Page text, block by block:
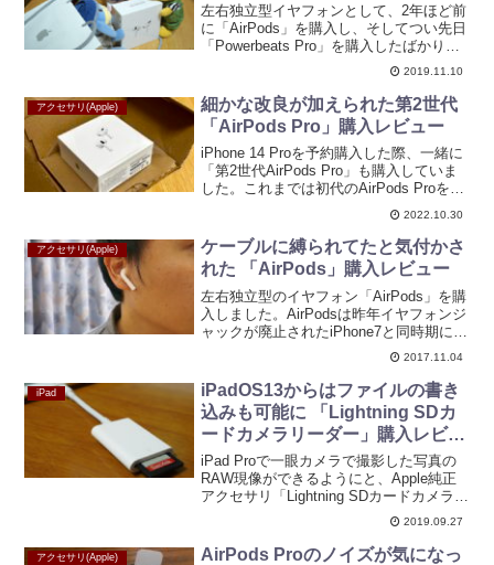
左右独立型イヤフォンとして、2年ほど前
に「AirPods」を購入し、そしてつい先日
「Powerbeats Pro」を購入したばかりで
すが、Appleから「AirPods Pro」が発売
され、世間の注目度に押されてまた買っ
てしまいました(汗)...
2019.11.10
アクセサリ(Apple)
細かな改良が加えられた第2世代
「AirPods Pro」購入レビュー
iPhone 14 Proを予約購入した際、一緒に
「第2世代AirPods Pro」も購入していま
した。これまでは初代のAirPods Proを3
年ほど使っていて、そろそろ買い替えた
いなと思っていたところでした。見た目
の変化という点では初代...
2022.10.30
アクセサリ(Apple)
ケーブルに縛られてたと気付かさ
れた 「AirPods」購入レビュー
左右独立型のイヤフォン「AirPods」を購
入しました。AirPodsは昨年イヤフォンジ
ャックが廃止されたiPhone7と同時期に登
場しており、発売されてから日が経って
いるという自分としては珍しいタイミン
グでの購入となりました。発売時は品
薄...
2017.11.04
iPad
iPadOS13からはファイルの書き
込みも可能に 「Lightning SDカ
ードカメラリーダー」購入レビュ
ー
iPad Proで一眼カメラで撮影した写真の
RAW現像ができるようにと、Apple純正
アクセサリ「Lightning SDカードカメラリ
ーダー」を購入しておりました。”リーダ
ー”という名称の通り、当初は外部ストレ
ージ的に使うことはできません...
2019.09.27
アクセサリ(Apple)
AirPods Proのノイズが気になっ